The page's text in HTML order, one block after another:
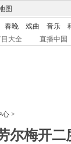
图
春晚 戏曲 音乐
大全 直播中国
心 >
尔梅开